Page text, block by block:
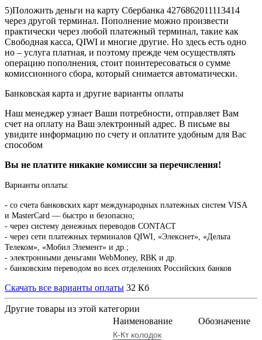
5)Положить деньги на карту Сбербанка 4276862011113414
через другой терминал. Пополнение можно произвести
практически через любой платежный терминал, такие как
Свободная касса, QIWI и многие другие. Но здесь есть одно
но – услуга платная, и поэтому прежде чем осуществлять
операцию пополнения, стоит поинтересоваться о сумме
комиссионного сбора, который снимается автоматически.
Банковская карта и другие варианты оплаты
Наш менеджер узнает Ваши потребности, отправляет Вам
счет на оплату на Ваш электронный адрес. В письме вы
увидите информацию по счету и оплатите удобным для Вас
способом
Вы не платите никакие комиссии за перечисления!
Варианты оплаты:
- со счета банковских карт международных платежных систем VISA
и MasterCard — быстро и безопасно;
- через систему денежных переводов CONTACT
- через сети платежных терминалов QIWI, «Элекснет», «Дельта
Телеком», «Мобил Элемент» и др.;
- электронными деньгами WebMoney, RBK и др.
- банковским переводом во всех отделениях Российских банков
Скачать все варианты оплаты 32 Кб
Другие товары из этой категории
Наименование
Обозначение
К-Кт колодок